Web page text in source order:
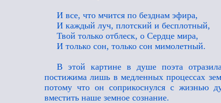
И все, что мчится по безднам эфира,
И каждый луч, плотский и бесплотный,
Твой только отблеск, о Сердце мира,
И только сон, только сон мимолетный.
В этой картине в душе поэта
постижима лишь в медленных процессах
потому что он соприкоснулся с жизнью
вместить наше земное сознание.